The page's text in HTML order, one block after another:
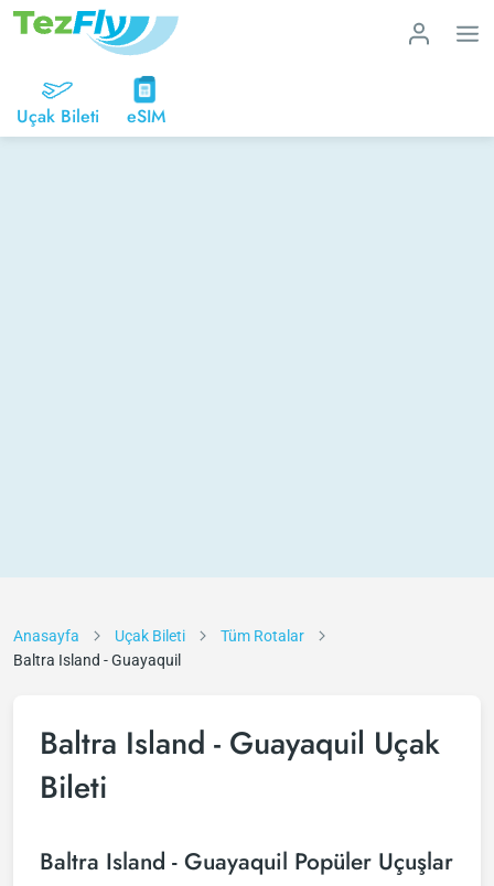
Uçak Bileti eSIM
Anasayfa Uçak Bileti
Tüm Rotalar
Baltra Island - Guayaquil
Baltra Island - Guayaquil Uçak
Bileti
Baltra Island - Guayaquil Popüler Uçuşlar